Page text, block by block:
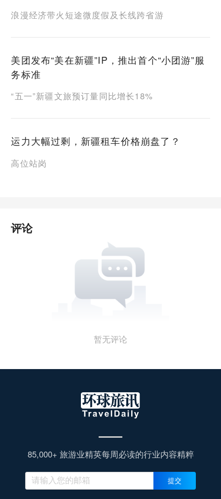
浪漫经济带火短途微度假及长线跨省游
美团发布“美在新疆”IP，推出首个“小团游”服
务标准
“五一”新疆文旅预订量同比增长18%
运力大幅过剩，新疆租车价格崩盘了？
高位站岗
评论
暂无评论
85,000+ 旅游业精英每周必读的行业内容精粹
提交